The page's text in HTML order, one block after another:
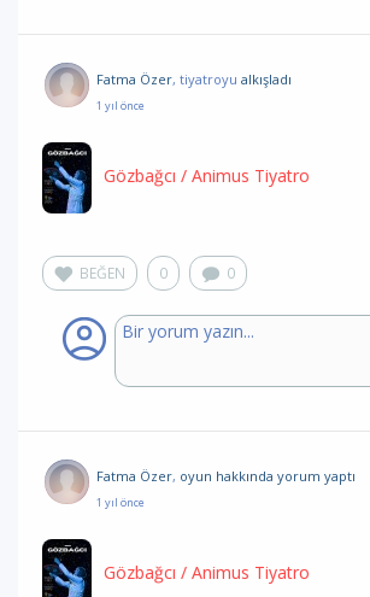
Fatma Özer, tiyatroyu alkışladı
1 yıl önce
Gözbağcı / Animus Tiyatro
BEĞEN 0 0
Fatma Özer, oyun hakkında yorum yaptı
1 yıl önce
Gözbağcı / Animus Tiyatro